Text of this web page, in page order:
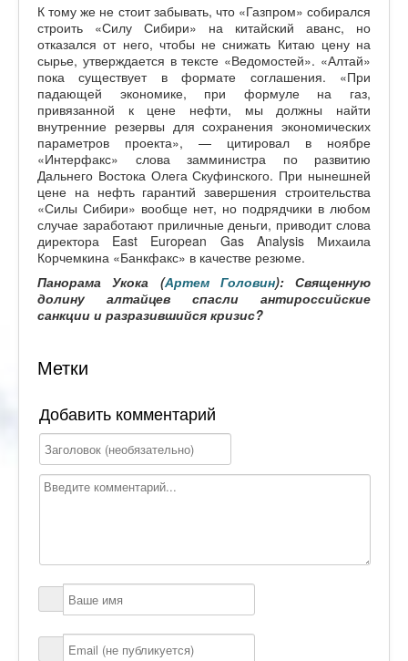
К тому же не стоит забывать, что «Газпром» собирался
строить «Силу Сибири» на китайский аванс, но
отказался от него, чтобы не снижать Китаю цену на
сырье, утверждается в тексте «Ведомостей». «Алтай»
пока существует в формате соглашения. «При
падающей экономике, при формуле на газ,
привязанной к цене нефти, мы должны найти
внутренние резервы для сохранения экономических
параметров проекта», — цитировал в ноябре
«Интерфакс» слова замминистра по развитию
Дальнего Востока Олега Скуфинского. При нынешней
цене на нефть гарантий завершения строительства
«Силы Сибири» вообще нет, но подрядчики в любом
случае заработают приличные деньги, приводит слова
директора East European Gas Analysis Михаила
Корчемкина «Банкфакс» в качестве резюме.
Панорама Укока (Артем Головин): Священную
долину алтайцев спасли антироссийские
санкции и разразившийся кризис?
Метки
Добавить комментарий